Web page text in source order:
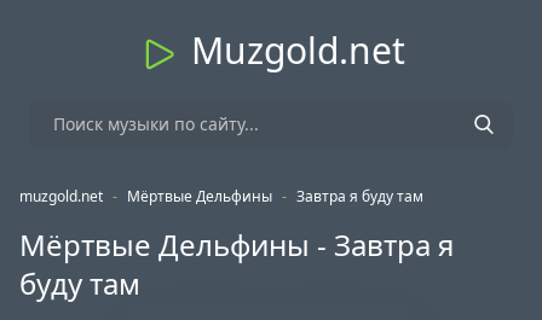
Muzgold.net
muzgold.net - Мёртвые Дельфины - Завтра я буду там
Мёртвые Дельфины - Завтра я
буду там